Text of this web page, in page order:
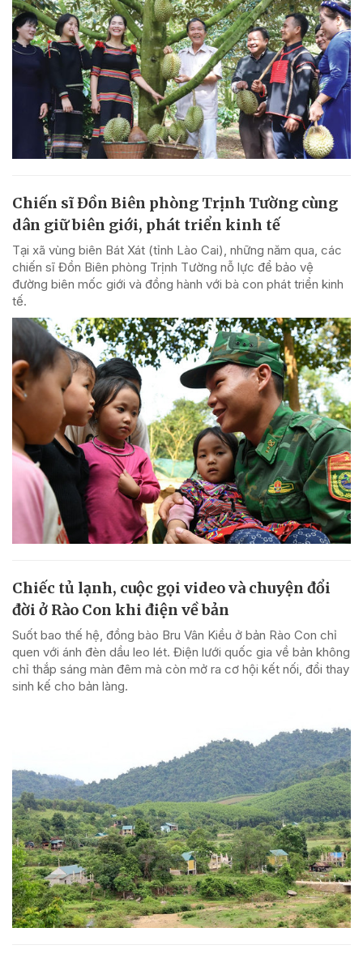
Chiến sĩ Đồn Biên phòng Trịnh Tường cùng
dân giữ biên giới, phát triển kinh tế
Tại xã vùng biên Bát Xát (tỉnh Lào Cai), những năm qua, các
chiến sĩ Đồn Biên phòng Trịnh Tường nỗ lực để bảo vệ
đường biên mốc giới và đồng hành với bà con phát triển kinh
tế.
Chiếc tủ lạnh, cuộc gọi video và chuyện đổi
đời ở Rào Con khi điện về bản
Suốt bao thế hệ, đồng bào Bru Vân Kiều ở bản Rào Con chỉ
quen với ánh đèn dầu leo lét. Điện lưới quốc gia về bản không
chỉ thắp sáng màn đêm mà còn mở ra cơ hội kết nối, đổi thay
sinh kế cho bản làng.